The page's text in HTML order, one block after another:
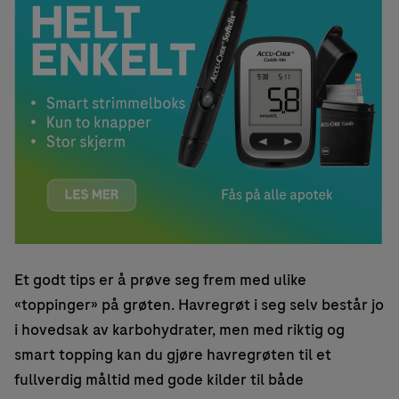
Et godt tips er å prøve seg frem med ulike
«toppinger» på grøten. Havregrøt i seg selv består jo
i hovedsak av karbohydrater, men med riktig og
smart topping kan du gjøre havregrøten til et
fullverdig måltid med gode kilder til både